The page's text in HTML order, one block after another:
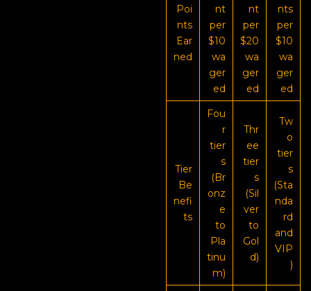
Poi
nts
Ear
ned
nt
per
$10
wa
ger
ed
nt
per
$20
wa
ger
ed
nts
per
$10
wa
ger
ed
Tier
Be
nefi
ts
Fou
r
tier
s
(Br
onz
e
to
Pla
tinu
m)
Thr
ee
tier
s
(Sil
ver
to
Gol
d)
Tw
o
tier
s
(Sta
nda
rd
and
VIP
)